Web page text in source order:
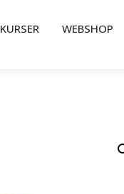
KURSER WEBSHOP